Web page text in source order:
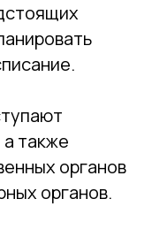
также
органов
органов.